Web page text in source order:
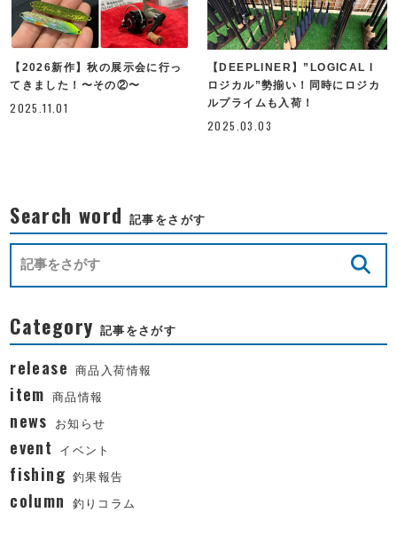
【2026新作】秋の展示会に行っ
てきました！〜その②〜
2025.11.01
【DEEPLINER】”LOGICAL l
ロジカル”勢揃い！同時にロジカ
ルプライムも入荷！
2025.03.03
Search word 記事をさがす
Category 記事をさがす
release 商品入荷情報
item 商品情報
news お知らせ
event イベント
fishing 釣果報告
column 釣りコラム